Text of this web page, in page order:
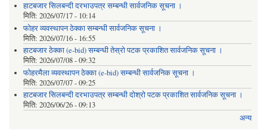
हाटबजार सिलबन्दी दरभाउपत्र सम्बन्धी सार्वजनिक सूचना ।
मिति: 2026/07/17 - 10:14
फोहर व्यवस्थापन ठेक्का सम्बन्धी सार्वजनिक सूचना ।
मिति: 2026/07/16 - 16:55
हाटबजार ठेक्का (e-bid) सम्बन्धी तेस्रो पटक प्रकाशित सार्वजनिक सूचना ।
मिति: 2026/07/08 - 09:32
फोहरमैला व्यवस्थापन ठेक्का (e-bid) सम्बन्धी सार्वजनिक सूचना ।
मिति: 2026/07/07 - 09:25
हाटबजार सिलबन्दी दरभाउपत्र सम्बन्धी दोश्रो पटक प्रकाशित सार्वजनिक सूचना ।
मिति: 2026/06/26 - 09:13
अन्य